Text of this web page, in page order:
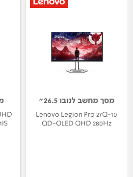
מסך מחשב לנובו 26.5"
Lenovo Legion Pro 27Q-10
QD-OLED QHD 280Hz